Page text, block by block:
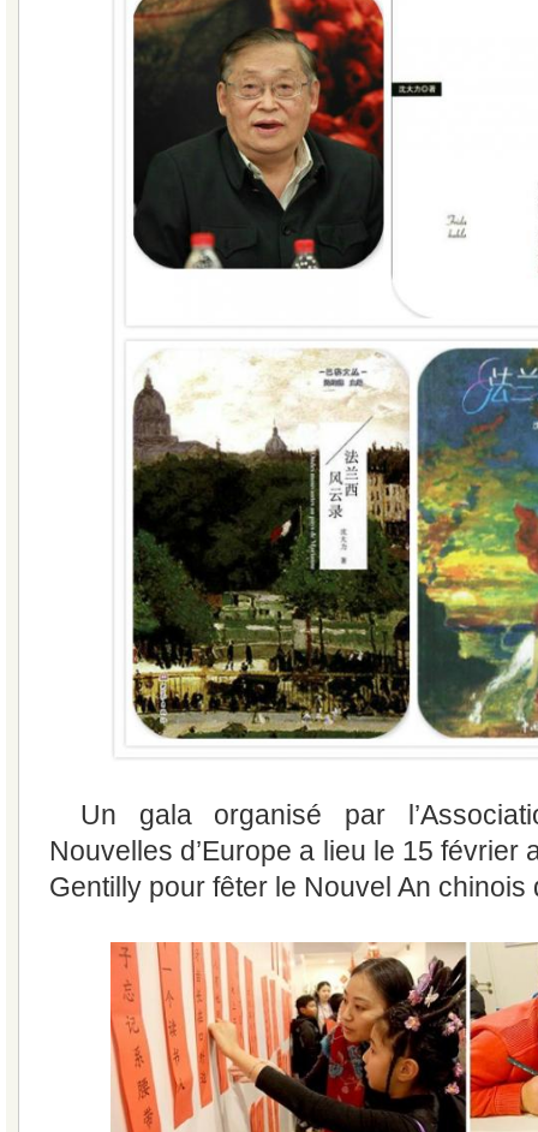
Un gala organisé par
Nouvelles d’Europe a lieu le 15 février
Gentilly pour fêter le Nouvel An chinois